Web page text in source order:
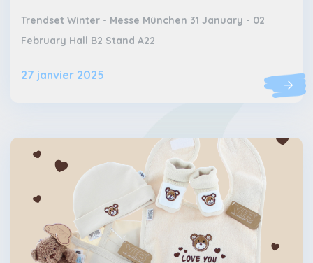
Trendset Winter - Messe München 31 January - 02
February Hall B2 Stand A22
27 janvier 2025